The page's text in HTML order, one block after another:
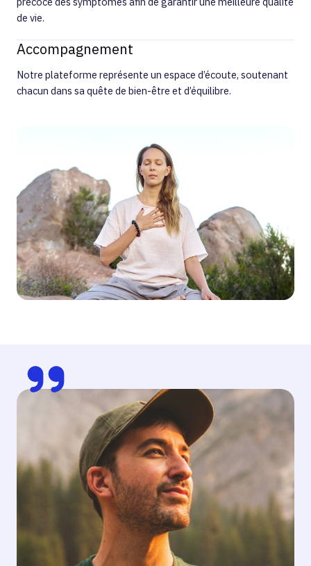
de vie.
Accompagnement
Notre plateforme représente un espace d’écoute, soutenant
chacun dans sa quête de bien-être et d’équilibre.